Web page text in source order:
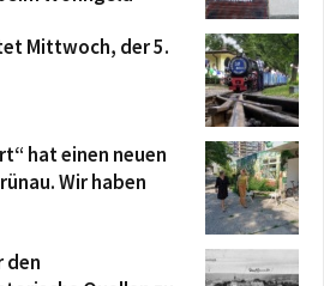
Mittwoch, der 5.
hat einen neuen
Wir haben
den